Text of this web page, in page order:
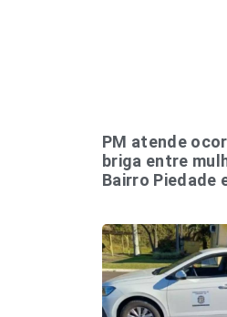
PM atende
briga entre
Bairro Piedade